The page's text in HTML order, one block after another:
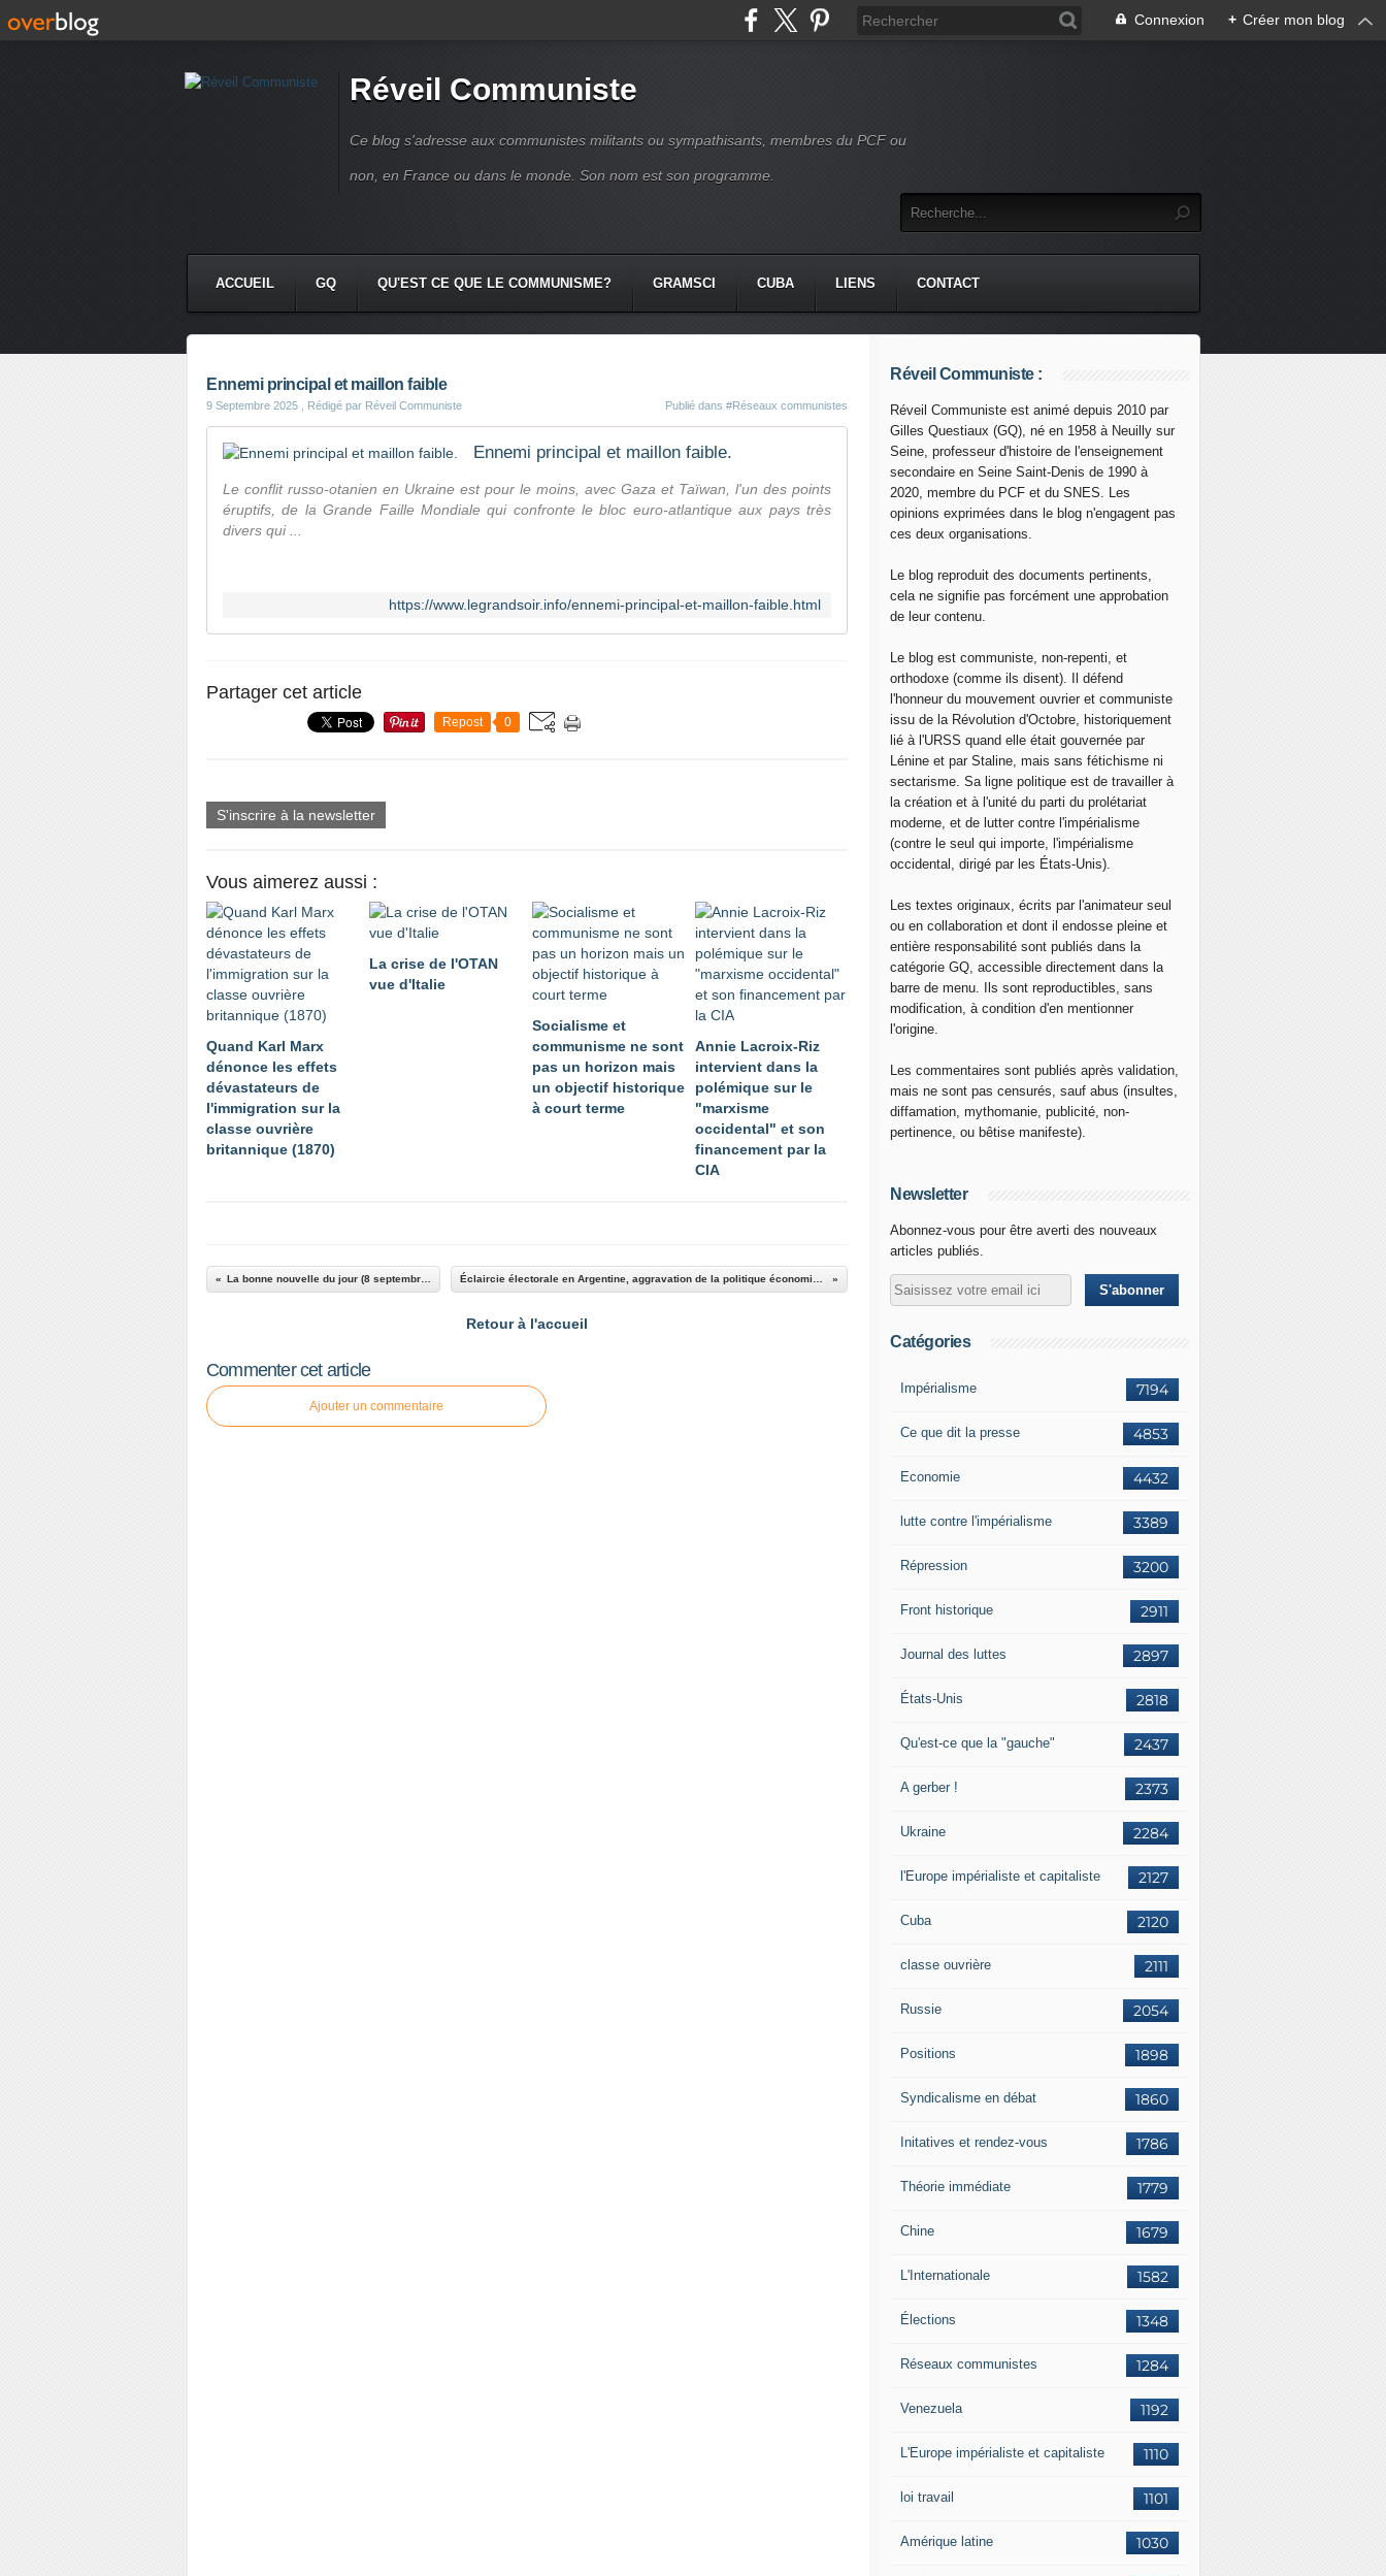
Connexion + Créer mon blog
Réveil Communiste
Ce blog s'adresse aux communistes militants ou sympathisants, membres du PCF ou
non, en France ou dans le monde. Son nom est son programme.
ACCUEIL GQ QU'EST CE QUE LE COMMUNISME? GRAMSCI CUBA LIENS CONTACT
Ennemi principal et maillon faible
9 Septembre 2025 , Rédigé par Réveil Communiste Publié dans #Réseaux communistes
Ennemi principal et maillon faible.
Le conflit russo-otanien en Ukraine est pour le moins, avec Gaza et Taïwan, l'un des points
éruptifs, de la Grande Faille Mondiale qui confronte le bloc euro-atlantique aux pays très
divers qui ...
https://www.legrandsoir.info/ennemi-principal-et-maillon-faible.html
Partager cet article
Repost 0
S'inscrire à la newsletter
Vous aimerez aussi :
Quand Karl Marx
dénonce les effets
dévastateurs de
l'immigration sur la
classe ouvrière
britannique (1870)
La crise de l'OTAN
vue d'Italie
Socialisme et
communisme ne sont
pas un horizon mais
un objectif historique
à court terme
Annie Lacroix-Riz
intervient dans la
polémique sur le
"marxisme
occidental" et son
financement par la
CIA
Retour à l'accueil
Commenter cet article
Ajouter un commentaire
Réveil Communiste :
Réveil Communiste est animé depuis 2010 par
Gilles Questiaux (GQ), né en 1958 à Neuilly sur
Seine, professeur d'histoire de l'enseignement
secondaire en Seine Saint-Denis de 1990 à
2020, membre du PCF et du SNES. Les
opinions exprimées dans le blog n'engagent pas
ces deux organisations.
Le blog reproduit des documents pertinents,
cela ne signifie pas forcément une approbation
de leur contenu.
Le blog est communiste, non-repenti, et
orthodoxe (comme ils disent). Il défend
l'honneur du mouvement ouvrier et communiste
issu de la Révolution d'Octobre, historiquement
lié à l'URSS quand elle était gouvernée par
Lénine et par Staline, mais sans fétichisme ni
sectarisme. Sa ligne politique est de travailler à
la création et à l'unité du parti du prolétariat
moderne, et de lutter contre l'impérialisme
(contre le seul qui importe, l'impérialisme
occidental, dirigé par les États-Unis).
Les textes originaux, écrits par l'animateur seul
ou en collaboration et dont il endosse pleine et
entière responsabilité sont publiés dans la
catégorie GQ, accessible directement dans la
barre de menu. Ils sont reproductibles, sans
modification, à condition d'en mentionner
l'origine.
Les commentaires sont publiés après validation,
mais ne sont pas censurés, sauf abus (insultes,
diffamation, mythomanie, publicité, non-
pertinence, ou bêtise manifeste).
Newsletter
Abonnez-vous pour être averti des nouveaux
articles publiés.
Catégories
7194
Impérialisme
4853
Ce que dit la presse
4432
Economie
3389
lutte contre l'impérialisme
3200
Répression
2911
Front historique
2897
Journal des luttes
2818
États-Unis
2437
Qu'est-ce que la "gauche"
2373
A gerber !
2284
Ukraine
2127
l'Europe impérialiste et capitaliste
2120
Cuba
2111
classe ouvrière
2054
Russie
1898
Positions
1860
Syndicalisme en débat
1786
Initatives et rendez-vous
1779
Théorie immédiate
1679
Chine
1582
L'Internationale
1348
Élections
1284
Réseaux communistes
1192
Venezuela
1110
L'Europe impérialiste et capitaliste
1101
loi travail
1030
Amérique latine